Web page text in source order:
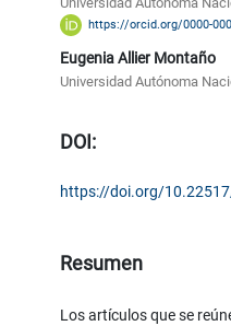
https://orcid.org/0000-
Eugenia Allier Montaño
Universidad Autónoma
DOI:
https://doi.org/
Resumen
Los artículos que se